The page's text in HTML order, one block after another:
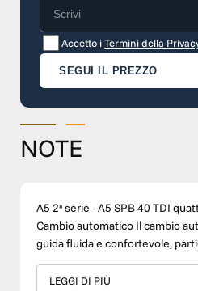
Accetto iTermini della
SEGUI IL PREZZO
NOTE
A5 2ª serie - A5 SPB 40 TDI
Cambio automatico Il cambio automatico garantisce una
guida fluida e confortevole,
nei percorsi urbani e nei lunghi viaggi. Grazie ai
di gestione e alle dimensioni
LEGGI DI PIÙ